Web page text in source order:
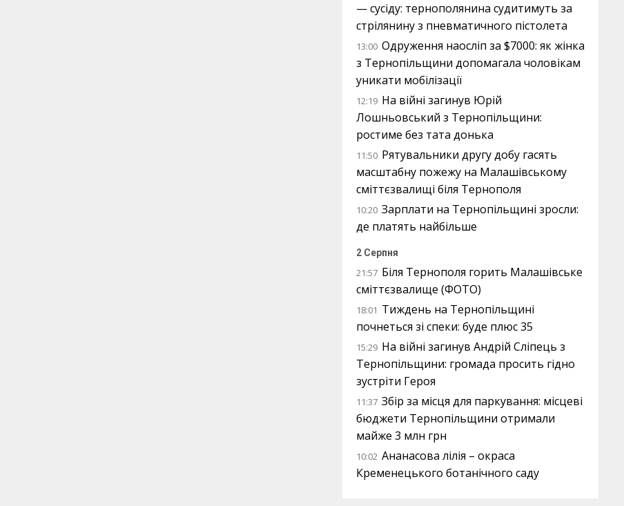
— сусіду: тернополянина судитимуть за
стрілянину з пневматичного пістолета
13:00 Одруження наосліп за $7000: як жінка
з Тернопільщини допомагала чоловікам
уникати мобілізації
12:19 На війні загинув Юрій
Лошньовський з Тернопільщини:
ростиме без тата донька
11:50 Рятувальники другу добу гасять
масштабну пожежу на Малашівському
сміттєзвалищі біля Тернополя
10:20 Зарплати на Тернопільщині зросли:
де платять найбільше
2 Серпня
21:57 Біля Тернополя горить Малашівське
сміттєзвалище (ФОТО)
18:01 Тиждень на Тернопільщині
почнеться зі спеки: буде плюс 35
15:29 На війні загинув Андрій Сліпець з
Тернопільщини: громада просить гідно
зустріти Героя
11:37 Збір за місця для паркування: місцеві
бюджети Тернопільщини отримали
майже 3 млн грн
10:02 Ананасова лілія – окраса
Кременецького ботанічного саду